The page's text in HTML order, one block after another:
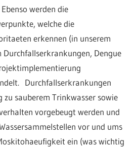
werden die
welche die
erkennen (in unserem
Durchfallserkrankungen, Dengue
Durchfallserkrankungen
zu sauberem Trinkwasser sowie
vorgebeugt werden und
vor und ums
ein (was wichtig